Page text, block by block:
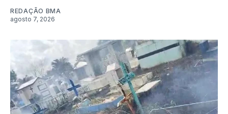
REDAÇÃO BMA
agosto 7, 2026